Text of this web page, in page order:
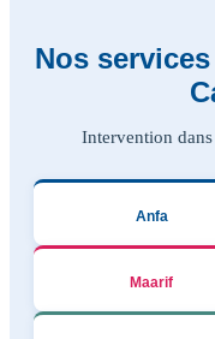
Nos
Intervention dans
Anfa
Maarif